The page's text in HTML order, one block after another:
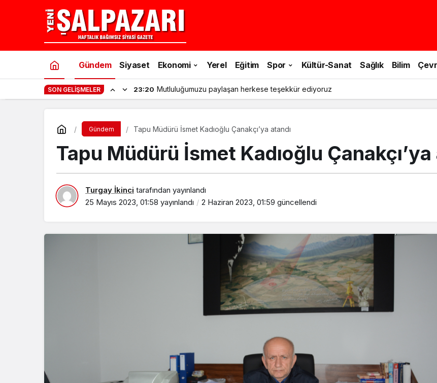
Gündem Siyaset Ekonomi Yerel Eğitim Spor Kültür-Sanat Sağlık Bilim
SON GELIŞMELER 23:20 Mutluluğumuzu paylaşan herkese teşekkür ediyoruz
Gündem Tapu Müdürü İsmet Kadıoğlu Çanakçı’ya atandı
Tapu Müdürü İsmet Kadıoğlu Çanakçı’ya
Turgay İkinci tarafından yayınlandı
25 Mayıs 2023, 01:58 yayınlandı 2 Haziran 2023, 01:59 güncellendi